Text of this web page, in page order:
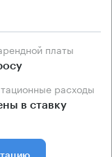
платы
расходы
в ставку